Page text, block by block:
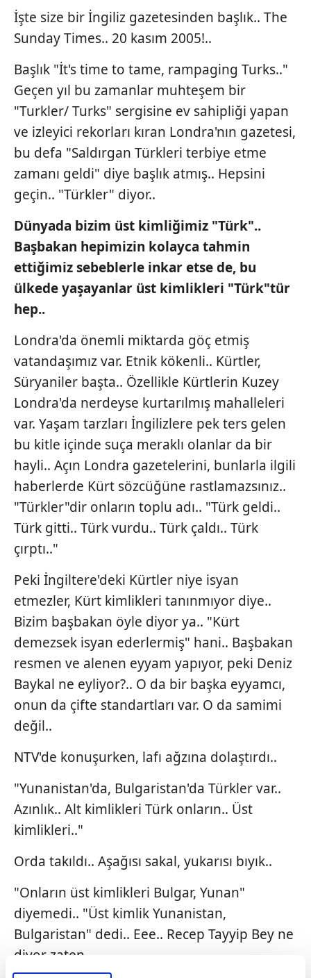
İşte size bir İngiliz gazetesinden başlık.. The
Sunday Times.. 20 kasım 2005!..
Başlık "İt's time to tame, rampaging Turks.."
Geçen yıl bu zamanlar muhteşem bir
"Turkler/ Turks" sergisine ev sahipliği yapan
ve izleyici rekorları kıran Londra'nın gazetesi,
bu defa "Saldırgan Türkleri terbiye etme
zamanı geldi" diye başlık atmış.. Hepsini
geçin.. "Türkler" diyor..
Dünyada bizim üst kimliğimiz "Türk"..
Başbakan hepimizin kolayca tahmin
ettiğimizsebeblerle inkaretsede, bu
ülkedeyaşayanlar üst kimlikleri "Türk"tür
hep..
Londra'da önemli miktarda göç etmiş
vatandaşımız var. Etnik kökenli.. Kürtler,
Süryaniler başta.. Özellikle Kürtlerin Kuzey
Londra'da nerdeyse kurtarılmış mahalleleri
var. Yaşam tarzları İngilizlere pek ters gelen
bu kitle içinde suça meraklı olanlar da bir
hayli.. Açın Londra gazetelerini, bunlarla ilgili
haberlerde Kürt sözcüğüne rastlamazsınız..
"Türkler"dir onların toplu adı.. "Türk geldi..
Türk gitti.. Türk vurdu.. Türk çaldı.. Türk
çırptı.."
Peki İngiltere'deki Kürtler niye isyan
etmezler, Kürt kimlikleri tanınmıyor diye..
Bizim başbakan öyle diyor ya.. "Kürt
demezsek isyan ederlermiş" hani.. Başbakan
resmen ve alenen eyyam yapıyor, peki Deniz
Baykal ne eyliyor?.. O da bir başka eyyamcı,
onun da çifte standartları var. O da samimi
değil..
NTV'de konuşurken, lafı ağzına dolaştırdı..
"Yunanistan'da, Bulgaristan'da Türkler var..
Azınlık.. Alt kimlikleri Türk onların.. Üst
kimlikleri.."
Orda takıldı.. Aşağısı sakal, yukarısı bıyık..
"Onların üst kimlikleri Bulgar, Yunan"
diyemedi.. "Üst kimlik Yunanistan,
Bulgaristan" dedi.. Eee.. Recep Tayyip Bey ne
diyor zaten..